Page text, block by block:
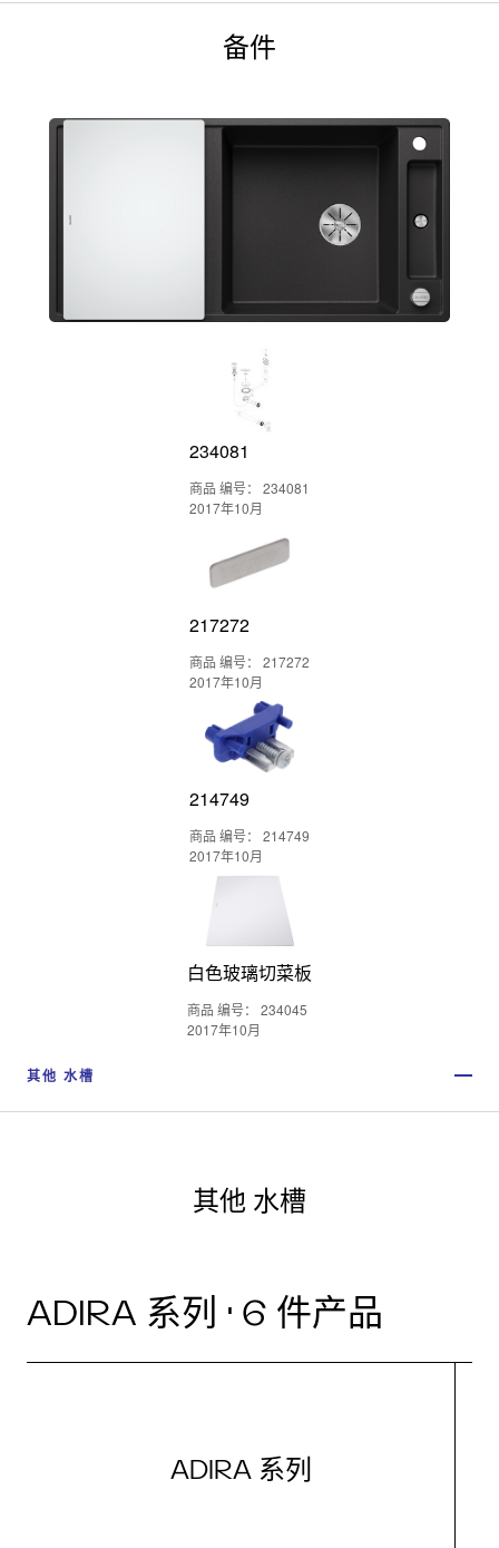
备件
234081
商品 编号： 234081
2017年10月
217272
商品 编号： 217272
2017年10月
214749
商品 编号： 214749
2017年10月
白色玻璃切菜板
商品 编号： 234045
2017年10月
其他 水槽
其他 水槽
ADIRA 系列 · 6 件产品
ADIRA 系列